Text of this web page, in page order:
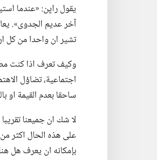
يقول رايِن:‏ «عندما
آخر عديم الجدوى».‏
تشير ان واحدا من كل
وكيف تعرف اذا كنت
اجتماعية،‏ تضاؤل
ساحقا بعدم القيمة او
لا شك ان جميعنا
على هذه الحال اكثر
بإمكانه ان يعرف هل